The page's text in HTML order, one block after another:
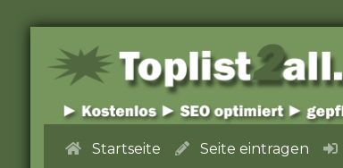
Startseite Seite eintragen